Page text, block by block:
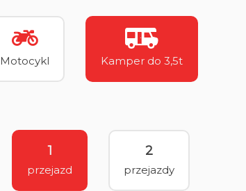
Motocykl Kamper do 3,5t
1
przejazd
2
przejazdy